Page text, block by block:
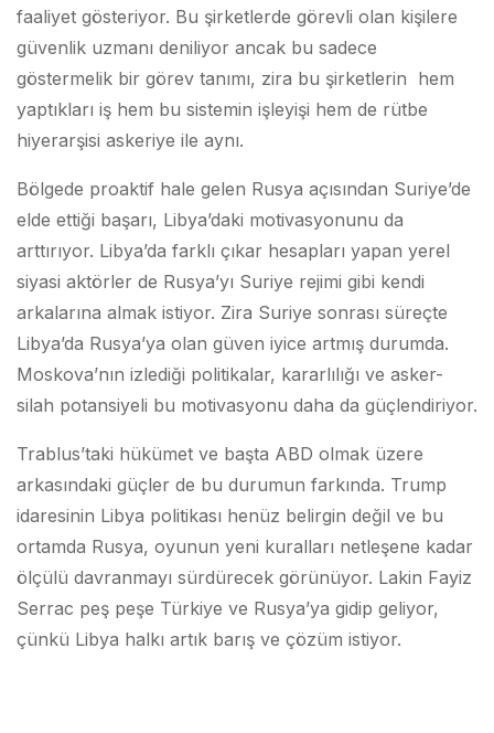
faaliyet gösteriyor. Bu şirketlerde görevli olan kişilere
güvenlik uzmanı deniliyor ancak bu sadece
göstermelik bir görev tanımı, zira bu şirketlerin hem
yaptıkları iş hem bu sistemin işleyişi hem de rütbe
hiyerarşisi askeriye ile aynı.
Bölgede proaktif hale gelen Rusya açısından Suriye’de
elde ettiği başarı, Libya’daki motivasyonunu da
arttırıyor. Libya’da farklı çıkar hesapları yapan yerel
siyasi aktörler de Rusya’yı Suriye rejimi gibi kendi
arkalarına almak istiyor. Zira Suriye sonrası süreçte
Libya’da Rusya’ya olan güven iyice artmış durumda.
Moskova’nın izlediği politikalar, kararlılığı ve asker-
silah potansiyeli bu motivasyonu daha da güçlendiriyor.
Trablus’taki hükümet ve başta ABD olmak üzere
arkasındaki güçler de bu durumun farkında. Trump
idaresinin Libya politikası henüz belirgin değil ve bu
ortamda Rusya, oyunun yeni kuralları netleşene kadar
ölçülü davranmayı sürdürecek görünüyor. Lakin Fayiz
Serrac peş peşe Türkiye ve Rusya’ya gidip geliyor,
çünkü Libya halkı artık barış ve çözüm istiyor.